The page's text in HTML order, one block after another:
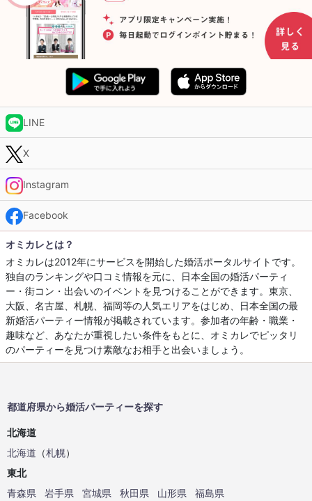
LINE
X
Instagram
Facebook
オミカレとは？
オミカレは2012年にサービスを開始した婚活ポータルサイトです。
独自のランキングや口コミ情報を元に、日本全国の婚活パーティ
ー・街コン・出会いのイベントを見つけることができます。東京、
大阪、名古屋、札幌、福岡等の人気エリアをはじめ、日本全国の最
新婚活パーティー情報が掲載されています。参加者の年齢・職業・
趣味など、あなたが重視したい条件をもとに、オミカレでピッタリ
のパーティーを見つけ素敵なお相手と出会いましょう。
都道府県から婚活パーティーを探す
北海道
北海道 （札幌）
東北
青森県
岩手県 宮城県 秋田県 山形県
福島県